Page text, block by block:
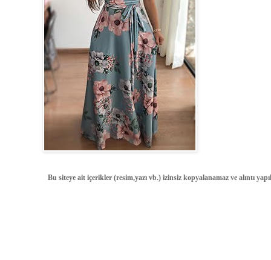
Bu siteye ait içerikler (resim,yazı vb.) izinsiz kopyalanamaz ve alıntı